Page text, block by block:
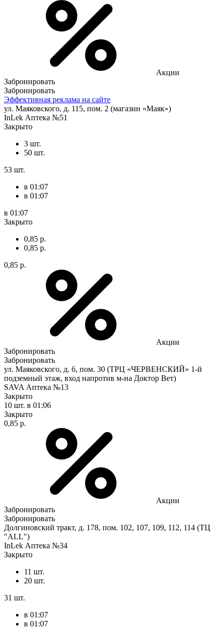
Акции
Забронировать
Забронировать
Эффективная реклама на сайте
ул. Маяковского, д. 115, пом. 2 (магазин «Маяк»)
InLek Аптека №51
Закрыто
3 шт.
50 шт.
53 шт.
в 01:07
в 01:07
в 01:07
Закрыто
0,85 р.
0,85 р.
0,85 р.
Акции
Забронировать
Забронировать
ул. Маяковского, д. 6, пом. 30 (ТРЦ «ЧЕРВЕНСКИЙ» 1-й
подземный этаж, вход напротив м-на Доктор Вет)
SAVA Аптека №13
Закрыто
10 шт. в 01:06
Закрыто
0,85 р.
Акции
Забронировать
Забронировать
Долгиновский тракт, д. 178, пом. 102, 107, 109, 112, 114 (ТЦ
"ALL")
InLek Аптека №34
Закрыто
11 шт.
20 шт.
31 шт.
в 01:07
в 01:07